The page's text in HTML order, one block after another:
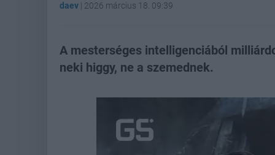
daev | 2026 március 18. 09:39
A mesterséges intelligenciából
neki higgy, ne a szemednek.